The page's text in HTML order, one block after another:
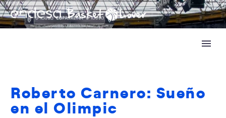
Roberto Carnero: Sueño
en el Olimpic